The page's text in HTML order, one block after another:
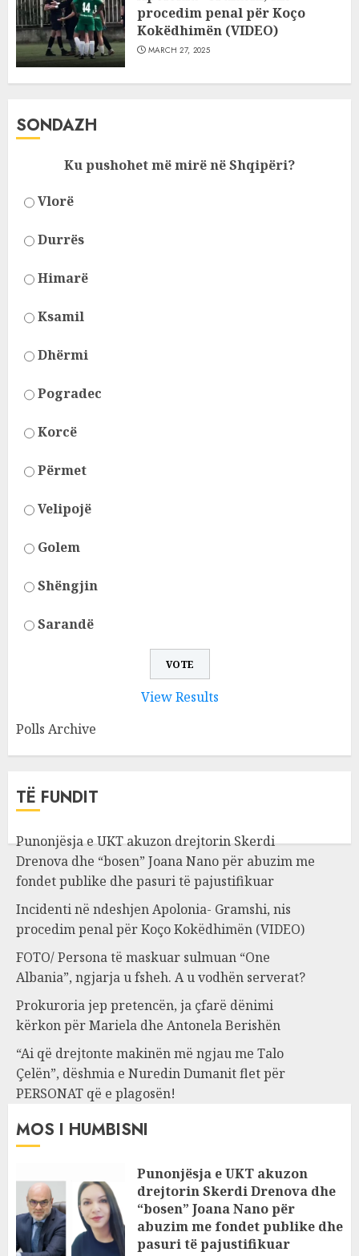
procedim penal për Koço
Kokëdhimën (VIDEO)
MARCH 27, 2025
SONDAZH
Ku pushohet më mirë në Shqipëri?
Vlorë
Durrës
Himarë
Ksamil
Dhërmi
Pogradec
Korcë
Përmet
Velipojë
Golem
Shëngjin
Sarandë
View Results
Polls Archive
TË FUNDIT
Punonjësja e UKT akuzon drejtorin Skerdi
Drenova dhe “bosen” Joana Nano për abuzim me
fondet publike dhe pasuri të pajustifikuar
Incidenti në ndeshjen Apolonia- Gramshi, nis
procedim penal për Koço Kokëdhimën (VIDEO)
FOTO/ Persona të maskuar sulmuan “One
Albania”, ngjarja u fsheh. A u vodhën serverat?
Prokuroria jep pretencën, ja çfarë dënimi
kërkon për Mariela dhe Antonela Berishën
“Ai që drejtonte makinën më ngjau me Talo
Çelën”, dëshmia e Nuredin Dumanit flet për
PERSONAT që e plagosën!
MOS I HUMBISNI
Punonjësja e UKT akuzon
drejtorin Skerdi Drenova dhe
“bosen” Joana Nano për
abuzim me fondet publike dhe
pasuri të pajustifikuar